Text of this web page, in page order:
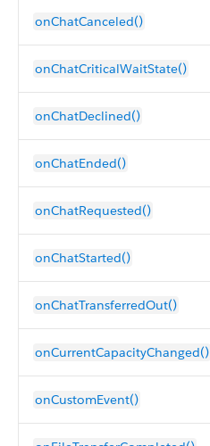
onChatCanceled()
onChatCriticalWaitState()
onChatDeclined()
onChatEnded()
onChatRequested()
onChatStarted()
onChatTransferredOut()
onCurrentCapacityChanged()
onCustomEvent()